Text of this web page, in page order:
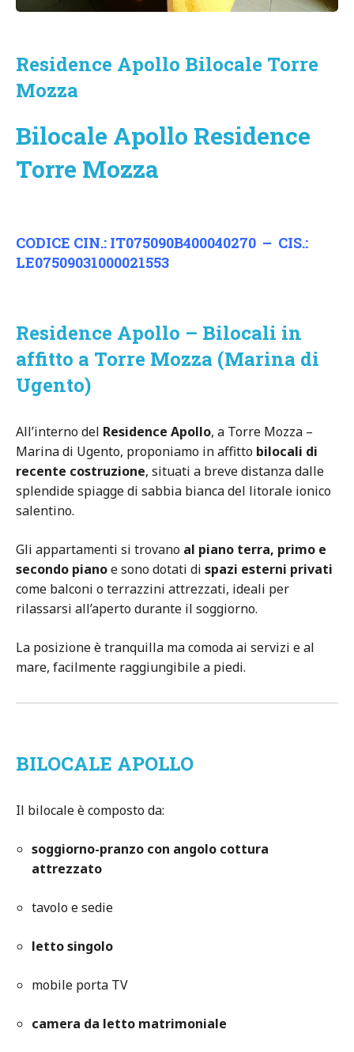
Residence Apollo Bilocale Torre
Mozza
Bilocale Apollo Residence
Torre Mozza
CODICE CIN.: IT075090B400040270 – CIS.:
LE07509031000021553
Residence Apollo – Bilocali in
affitto a Torre Mozza (Marina di
Ugento)
All’interno del Residence Apollo, a Torre Mozza –
Marina di Ugento, proponiamo in affitto bilocali di
recente costruzione, situati a breve distanza dalle
splendide spiagge di sabbia bianca del litorale ionico
salentino.
Gli appartamenti si trovano al piano terra, primo e
secondo pianoe sono dotati di spazi esterni privati
come balconi o terrazzini attrezzati, ideali per
rilassarsi all’aperto durante il soggiorno.
La posizione è tranquilla ma comoda ai servizi e al
mare, facilmente raggiungibile a piedi.
BILOCALE APOLLO
Il bilocale è composto da:
soggiorno-pranzo con angolo cottura
attrezzato
tavolo e sedie
letto singolo
mobile porta TV
camera da letto matrimoniale